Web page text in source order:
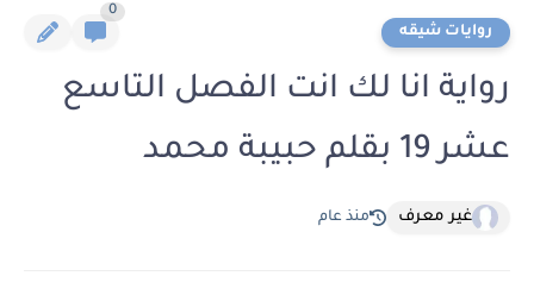
روايات شيقه
0
رواية انا لك انت الفصل التاسع
عشر 19 بقلم حبيبة محمد
غير معرف منذ عام